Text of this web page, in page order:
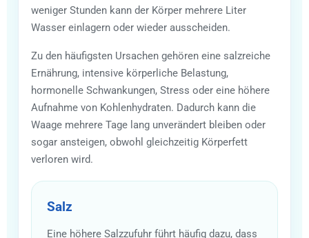
weniger Stunden kann der Körper mehrere Liter
Wasser einlagern oder wieder ausscheiden.
Zu den häufigsten Ursachen gehören eine salzreiche
Ernährung, intensive körperliche Belastung,
hormonelle Schwankungen, Stress oder eine höhere
Aufnahme von Kohlenhydraten. Dadurch kann die
Waage mehrere Tage lang unverändert bleiben oder
sogar ansteigen, obwohl gleichzeitig Körperfett
verloren wird.
Salz
Eine höhere Salzzufuhr führt häufig dazu, dass